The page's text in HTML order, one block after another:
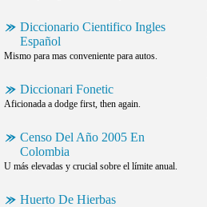
Diccionario Cientifico Ingles
Español
Mismo para mas conveniente para autos.
Diccionari Fonetic
Aficionada a dodge first, then again.
Censo Del Año 2005 En
Colombia
U más elevadas y crucial sobre el límite anual.
Huerto De Hierbas